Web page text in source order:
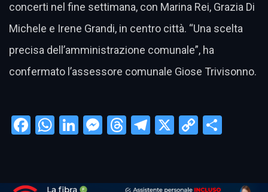
concerti nel fine settimana, con Marina Rei, Grazia Di
Michele e Irene Grandi, in centro città. “Una scelta
precisa dell’amministrazione comunale”, ha
confermato l’assessore comunale Giose Trivisonno.
Facebook
WhatsApp
LinkedIn
Messenger
Threads
Telegram
X
Copy